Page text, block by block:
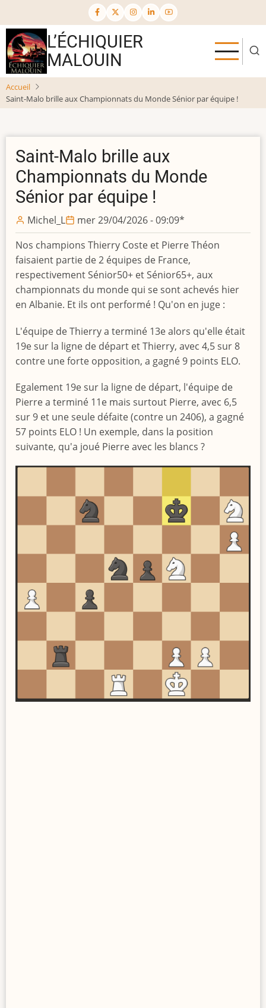
au
contenu
principal
L’ÉCHIQUIER
MALOUIN
Accueil
Saint-Malo brille aux Championnats du Monde Sénior par équipe !
Saint-Malo brille aux
Championnats du Monde
Sénior par équipe !
Michel_L mer 29/04/2026 - 09:09*
Nos champions Thierry Coste et Pierre Théon
faisaient partie de 2 équipes de France,
respectivement Sénior50+ et Sénior65+, aux
championnats du monde qui se sont achevés hier
en Albanie. Et ils ont performé ! Qu'on en juge :
L'équipe de Thierry a terminé 13e alors qu'elle était
19e sur la ligne de départ et Thierry, avec 4,5 sur 8
contre une forte opposition, a gagné 9 points ELO.
Egalement 19e sur la ligne de départ, l'équipe de
Pierre a terminé 11e mais surtout Pierre, avec 6,5
sur 9 et une seule défaite (contre un 2406), a gagné
57 points ELO ! Un exemple, dans la position
suivante, qu'a joué Pierre avec les blancs ?